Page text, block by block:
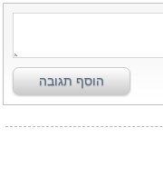
הוסף תגובה